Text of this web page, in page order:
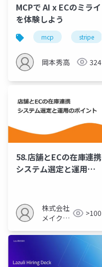
MCPで AI x ECのミライ
を体験しよう
mcp stripe
岡本秀高 324
58.店舗とECの在庫連携
システム選定と運用の
株式会社
メイクア
>100